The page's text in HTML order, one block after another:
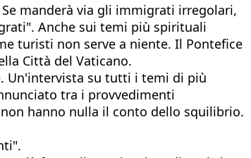
manderà via gli immigrati irregolari,
Anche sui temi più spirituali
turisti non serve a niente. Il Pontefice
Città del Vaticano.
Un'intervista su tutti i temi di più
tra i provvedimenti
hanno nulla il conto dello squilibrio.